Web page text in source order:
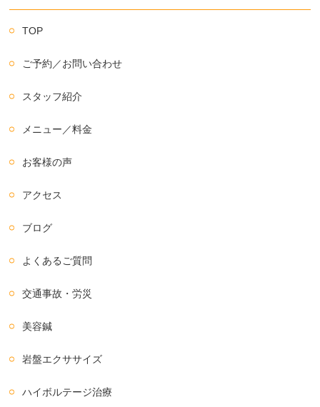
TOP
ご予約／お問い合わせ
スタッフ紹介
メニュー／料金
お客様の声
アクセス
ブログ
よくあるご質問
交通事故・労災
美容鍼
岩盤エクササイズ
ハイボルテージ治療